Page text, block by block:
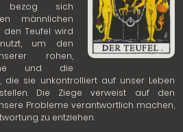
bezog sich
männlichen
den Teufel wird
um den
rohen,
und die
die sie unkontrolliert auf unser Leben
Die Ziege verweist auf den
Probleme verantwortlich machen,
zu entziehen.